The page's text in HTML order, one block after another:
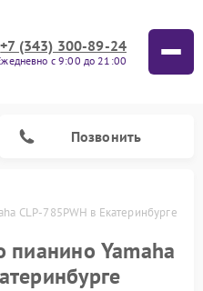
+7 (343) 300-89-24
с 9:00 до 21:00
Позвонить
CLP-785PWH в Екатеринбурге
пианино Yamaha